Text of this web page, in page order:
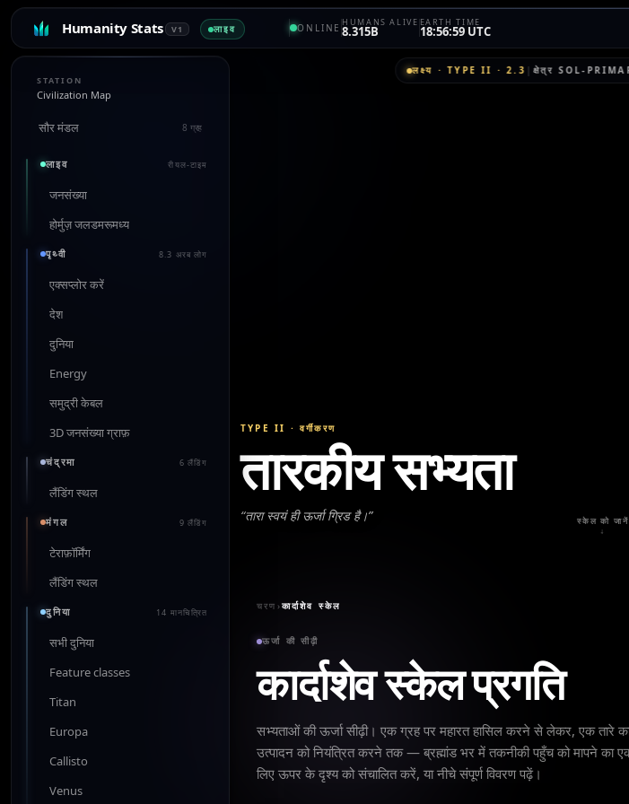
Humanity Stats V1 लाइव ONLINE HUMANS ALIVE
8.315B
EARTH TIME
18:56:59 UTC
STATION
Civilization Map
सौर मंडल 8 ग्रह
लाइव रीयल-टाइम
जनसंख्या
होर्मुज़ जलडमरूमध्य
पृथ्वी 8.3 अरब लोग
एक्सप्लोर करें
देश
दुनिया
Energy
समुद्री केबल
3D जनसंख्या ग्राफ़
चंद्रमा 6 लैंडिंग
लैंडिंग स्थल
मंगल 9 लैंडिंग
टेराफ़ॉर्मिंग
लैंडिंग स्थल
दुनिया 14 मानचित्रित
सभी दुनिया
Feature classes
Titan
Europa
Callisto
Venus
लक्ष्य ·TYPE II ·2.3 |क्षेत्र SOL-
TYPE II ·वर्गीकरण
तारकीय सभ्यता
“तारा स्वयं ही ऊर्जा ग्रिड है।” स्केल को जानें
↓
चरण ›कार्दाशेव स्केल
ऊर्जा की सीढ़ी
कार्दाशेव स्केल प्रगति
सभ्यताओं की ऊर्जा सीढ़ी। एक ग्रह पर महारत हासिल करने से लेकर, एक
उत्पादन को नियंत्रित करने तक — ब्रह्मांड भर में तकनीकी पहुँच को मापने का
लिए ऊपर के दृश्य को संचालित करें, या नीचे संपूर्ण विवरण पढ़ें।